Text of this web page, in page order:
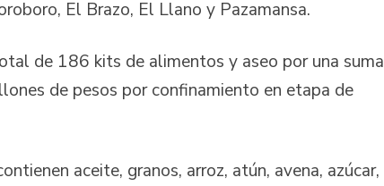
El Brazo, El Llano y Pazamansa.
de 186 kits de alimentos y aseo por una suma
de pesos por confinamiento en etapa de
aceite, granos, arroz, atún, avena, azúcar,